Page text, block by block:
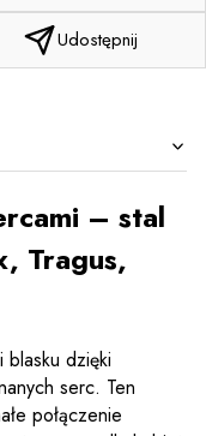
Udostępnij
– stal
Tragus,
blasku dzięki
serc. Ten
połączenie